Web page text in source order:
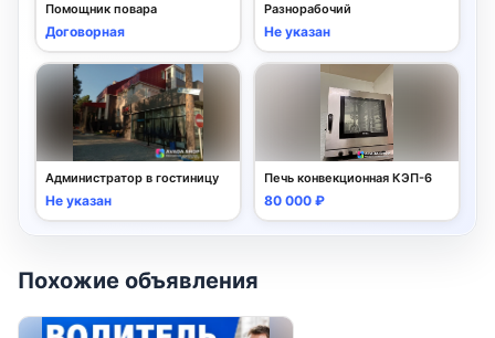
Помощник повара
Договорная
Разнорабочий
Не указан
Администратор в гостиницу
Не указан
Печь конвекционная КЭП-6
80 000 ₽
Похожие объявления